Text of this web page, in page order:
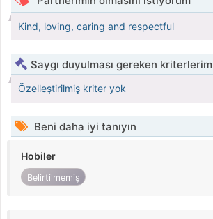
Kind, loving, caring and respectful
Saygı duyulması gereken kriterlerim
Özelleştirilmiş kriter yok
Beni daha iyi tanıyın
Hobiler
Belirtilmemiş